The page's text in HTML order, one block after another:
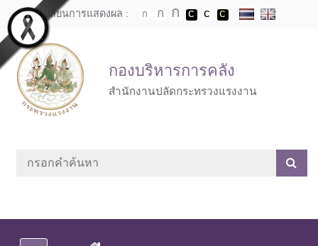
Skip to main content
เปลี่ยนการแสดงผล :
กองบริหารการคลัง
สำนักงานปลัดกระทรวงแรงงาน